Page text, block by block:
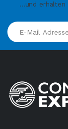
...und erhalten
E-Mail Adresse